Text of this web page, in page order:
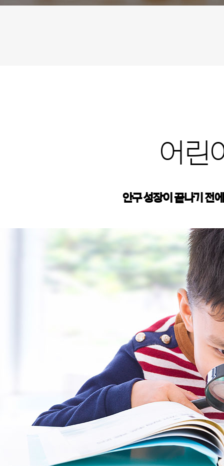
어린
안구 성장이 끝나기 전에